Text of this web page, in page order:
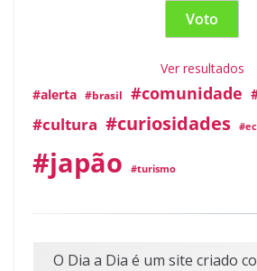
Ver resultados
#alerta #brasil #comunidade
#cultura #curiosidades
#japão #turismo
O Dia a Dia é um site criado